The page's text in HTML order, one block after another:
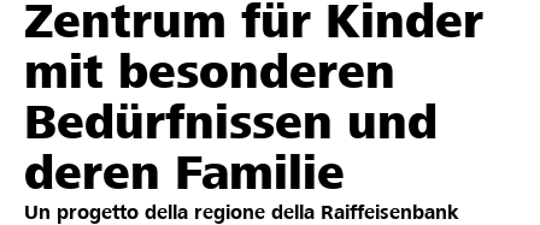
Sostenere
Aiuto & supporto
Trova progetti e organizzazioni
Zentrum für Kinder
mit besonderen
Bedürfnissen und
deren Familie
Un progetto della regione della Raiffeisenbank